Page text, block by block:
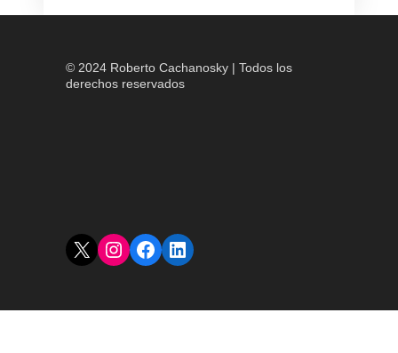
© 2024 Roberto Cachanosky | Todos los
derechos reservados
X Instagram
Facebook
LinkedIn